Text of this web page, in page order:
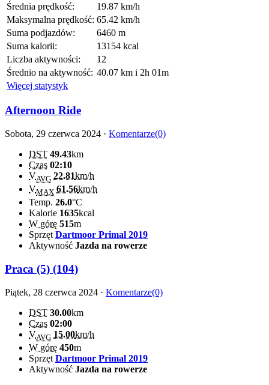
Średnia prędkość:
19.87 km/h
Maksymalna prędkość: 65.42 km/h
Suma podjazdów:
6460 m
Suma kalorii:
13154 kcal
Liczba aktywności:
12
Średnio na aktywność: 40.07 km i 2h 01m
Więcej statystyk
Afternoon Ride
Sobota, 29 czerwca 2024 · Komentarze(0)
DST 49.43km
Czas 02:10
VAVG 22.81km/h
VMAX 61.56km/h
Temp. 26.0°C
Kalorie 1635kcal
W górę 515m
Sprzęt Dartmoor Primal 2019
Aktywność Jazda na rowerze
Praca (5) (104)
Piątek, 28 czerwca 2024 · Komentarze(0)
DST 30.00km
Czas 02:00
VAVG 15.00km/h
W górę 450m
Sprzęt Dartmoor Primal 2019
Aktywność Jazda na rowerze